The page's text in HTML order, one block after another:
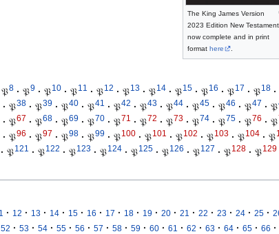
The King James Version
2023 Edition New
now complete and in print
format here .
𝔓8 · 𝔓9 · 𝔓10 · 𝔓11 · 𝔓12 · 𝔓13 · 𝔓14 · 𝔓15 · 𝔓16 · 𝔓17 · 𝔓18 ·
· 𝔓38 · 𝔓39 · 𝔓40 · 𝔓41 · 𝔓42 · 𝔓43 · 𝔓44 · 𝔓45 · 𝔓46 · 𝔓47 · 𝔓
· 𝔓67 · 𝔓68 · 𝔓69 · 𝔓70 · 𝔓71 · 𝔓72 · 𝔓73 · 𝔓74 · 𝔓75 · 𝔓76 · 𝔓
· 𝔓96 · 𝔓97 · 𝔓98 · 𝔓99 · 𝔓100 · 𝔓101 · 𝔓102 · 𝔓103 · 𝔓104 · 𝔓
· 𝔓121 · 𝔓122 · 𝔓123 · 𝔓124 · 𝔓125 · 𝔓126 · 𝔓127 · 𝔓128 · 𝔓129
· 12 · 13 · 14 · 15 · 16 · 17 · 18 · 19 · 20 · 21 · 22 · 23 · 24 · 25 ·
52 · 53 · 54 · 55 · 56 · 57 · 58 · 59 · 60 · 61 · 62 · 63 · 64 · 65 · 66 ·